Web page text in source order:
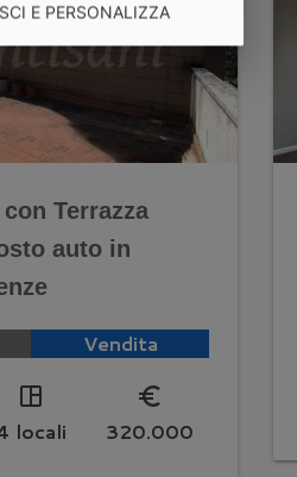
Terrazza
auto in
Vendita
space_dashboard
locali
euro_symbol
320.000
E PERSONALIZZA